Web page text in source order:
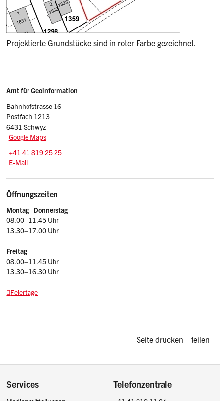
Projektierte Grundstücke sind in roter Farbe gezeichnet.
Sidebar
Adresse
Amt für Geoinformation
Bahnhofstrasse 16
Postfach 1213
6431 Schwyz
Google Maps
Tel.:
+41 41 819 25 25
E-Mail: agi
E-Mail
Öffnungszeiten
Montag–Donnerstag
08.00–11.45 Uhr
13.30–17.00 Uhr
Freitag
08.00–11.45 Uhr
13.30–16.30 Uhr
Feiertage
Diese Seite
Seite drucken teilen
Footer
Services Telefonzentrale